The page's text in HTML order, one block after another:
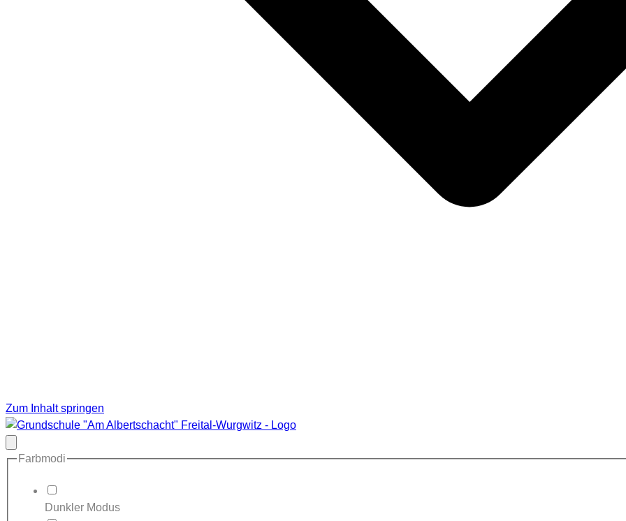
Zum Inhalt springen
schließen
Farbmodi
Dunkler Modus